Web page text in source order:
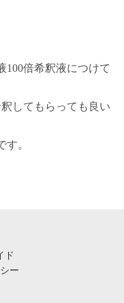
100倍希釈液につけて
してもらっても良い
。
ド
ー